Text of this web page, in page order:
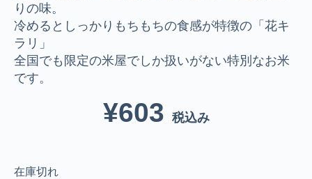
りの味。
冷めるとしっかりもちもちの食感が特徴の「花キ
ラリ」
全国でも限定の米屋でしか扱いがない特別なお米
です。
¥603 税込み
在庫切れ